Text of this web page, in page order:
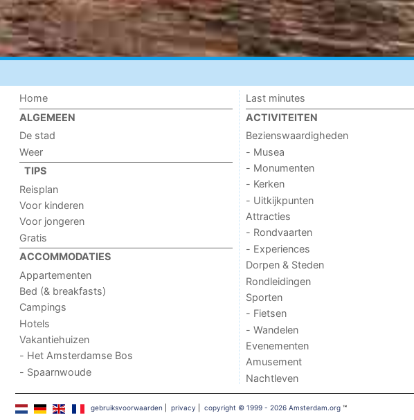
Home
ALGEMEEN
De stad
Weer
TIPS
Reisplan
Voor kinderen
Voor jongeren
Gratis
ACCOMMODATIES
Appartementen
Bed (& breakfasts)
Campings
Hotels
Vakantiehuizen
- Het Amsterdamse Bos
- Spaarnwoude
Last minutes
ACTIVITEITEN
Bezienswaardigheden
- Musea
- Monumenten
- Kerken
- Uitkijkpunten
Attracties
- Rondvaarten
- Experiences
Dorpen & Steden
Rondleidingen
Sporten
- Fietsen
- Wandelen
Evenementen
Amusement
Nachtleven
gebruiksvoorwaarden privacy copyright © 1999 - 2026 Amsterdam.org™